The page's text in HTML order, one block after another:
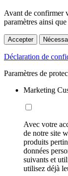
Avant de confirmer
paramètres ainsi
Accepter
Déclaration de
Paramètres de
Marketing
Avec votre
de notre site
produits
données
suivants et
utilisez déjà